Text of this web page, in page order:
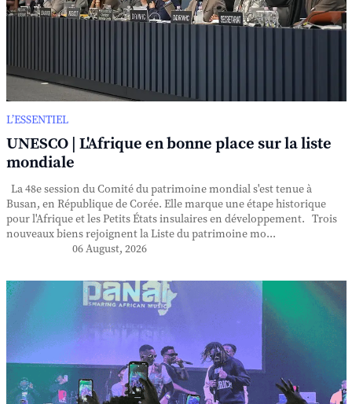
L’ESSENTIEL
UNESCO | L'Afrique en bonne place sur la liste
mondiale
La 48e session du Comité du patrimoine mondial s'est tenue à
Busan, en République de Corée. Elle marque une étape historique
pour l'Afrique et les Petits États insulaires en développement. Trois
nouveaux biens rejoignent la Liste du patrimoine mo...
06 August, 2026